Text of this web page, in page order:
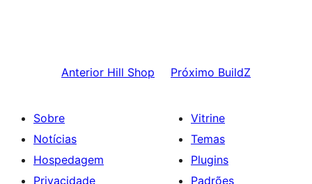
Anterior Hill Shop Próximo BuildZ
Sobre
Notícias
Hospedagem
Privacidade
Vitrine
Temas
Plugins
Padrões